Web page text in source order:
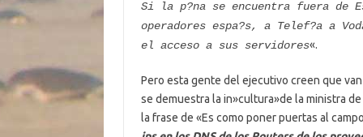
Si la p?na se encuentra fuera de
operadores espa?s, a Telef?a a
el acceso a sus servidores«.
Pero esta gente del ejecutivo creen que
se demuestra la in»cultura»de la ministra
la frase de «Es como poner puertas al